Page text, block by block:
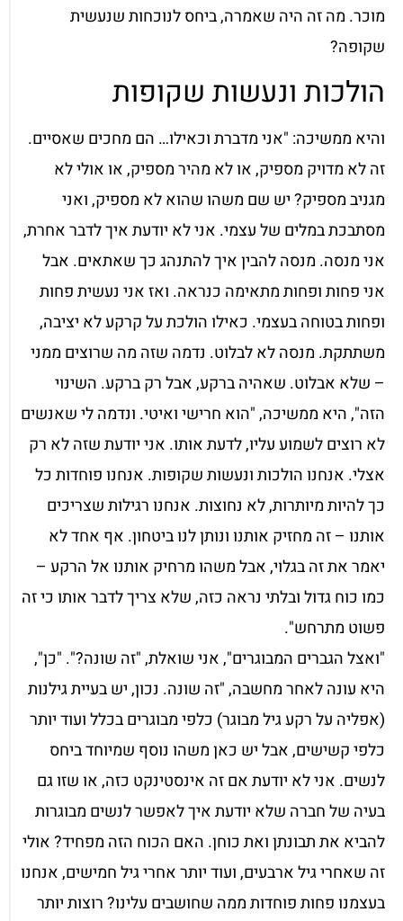
מוכר. מה זה היה שאמרה, ביחס לנוכחות שנעשית
שקופה?
הולכות ונעשות שקופות
והיא ממשיכה: "אני מדברת וכאילו… הם מחכים שאסיים.
זה לא מדויק מספיק, או לא מהיר מספיק, או אולי לא
מגניב מספיק? יש שם משהו שהוא לא מספיק, ואני
מסתבכת במלים של עצמי. אני לא יודעת איך לדבר אחרת,
אני מנסה. מנסה להבין איך להתנהג כך שאתאים. אבל
אני פחות ופחות מתאימה כנראה. ואז אני נעשית פחות
ופחות בטוחה בעצמי. כאילו הולכת על קרקע לא יציבה,
משתתקת. מנסה לא לבלוט. נדמה שזה מה שרוצים ממני
– שלא אבלוט. שאהיה ברקע, אבל רק ברקע. השינוי
הזה", היא ממשיכה, "הוא חרישי ואיטי. ונדמה לי שאנשים
לא רוצים לשמוע עליו, לדעת אותו. אני יודעת שזה לא רק
אצלי. אנחנו הולכות ונעשות שקופות. אנחנו פוחדות כל
כך להיות מיותרות, לא נחוצות. אנחנו רגילות שצריכים
אותנו – זה מחזיק אותנו ונותן לנו ביטחון. אף אחד לא
יאמר את זה בגלוי, אבל משהו מרחיק אותנו אל הרקע –
כמו כוח גדול ובלתי נראה כזה, שלא צריך לדבר אותו כי זה
פשוט מתרחש".
"ואצל הגברים המבוגרים", אני שואלת, "זה שונה?". "כן",
היא עונה לאחר מחשבה, "זה שונה. נכון, יש בעיית גילנות
(אפליה על רקע גיל מבוגר) כלפי מבוגרים בכלל ועוד יותר
כלפי קשישים, אבל יש כאן משהו נוסף שמיוחד ביחס
לנשים. אני לא יודעת אם זה אינסטינקט כזה, או שזו גם
בעיה של חברה שלא יודעת איך לאפשר לנשים מבוגרות
להביא את תבונתן ואת כוחן. האם הכוח הזה מפחיד? אולי
זה שאחרי גיל ארבעים, ועוד יותר אחרי גיל חמישים, אנחנו
בעצמנו פחות פוחדות ממה שחושבים עלינו? רוצות יותר